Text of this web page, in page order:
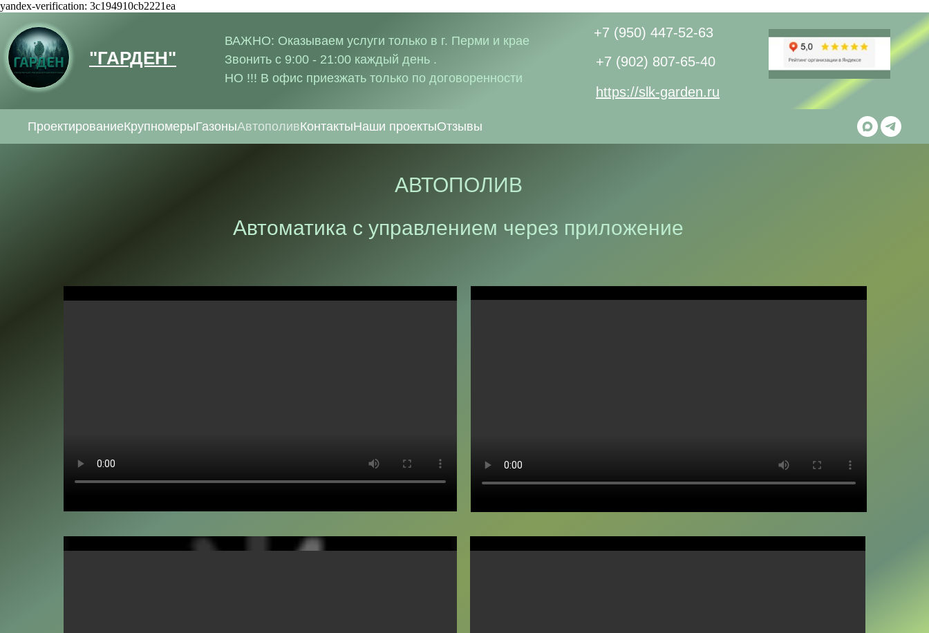
yandex-verification: 3c194910cb2221ea
"ГАРДЕН"
+7 (950) 447-52-63
+7 (902) 807-65-40
ВАЖНО: Оказываем услуги только в г. Перми и крае
Звонить с 9:00 - 21:00 каждый день .
НО !!! В офис приезжать только по договоренности
https://slk-garden.ru
ПроектированиеКрупномерыГазоныАвтополивКонтактыНаши проектыОтзывы
Автоматика с управлением через приложение
АВТОПОЛИВ